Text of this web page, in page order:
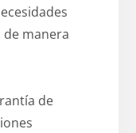
de manera
de